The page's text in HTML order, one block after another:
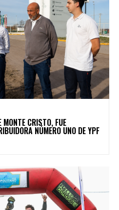
MONTE CRISTO, FUE
NÚMERO UNO DE YPF